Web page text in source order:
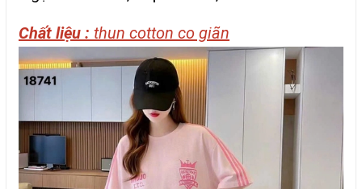
Chất liệu : thun cotton co giãn